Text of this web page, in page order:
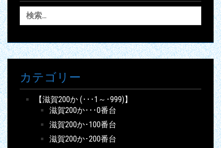
検
索:
カテゴリー
【滋賀200か (･･･1～･999)】
滋賀200か･･･0番台
滋賀200か･100番台
滋賀200か･200番台